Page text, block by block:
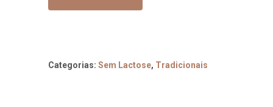
Categorias: Sem Lactose, Tradicionais